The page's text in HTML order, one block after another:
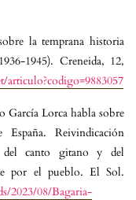
la temprana historia
1945). Creneida, 12,
articulo?codigo=9883057
García Lorca habla sobre
Reivindicación
del canto gitano y del
por el pueblo. El Sol.
2023/08/Bagaria-